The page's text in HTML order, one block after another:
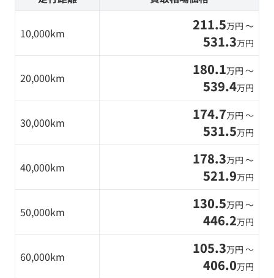
10,000km 211.5万円 〜
531.3万円
20,000km 180.1万円 〜
539.4万円
30,000km 174.7万円 〜
531.5万円
40,000km 178.3万円 〜
521.9万円
50,000km 130.5万円 〜
446.2万円
60,000km 105.3万円 〜
406.0万円